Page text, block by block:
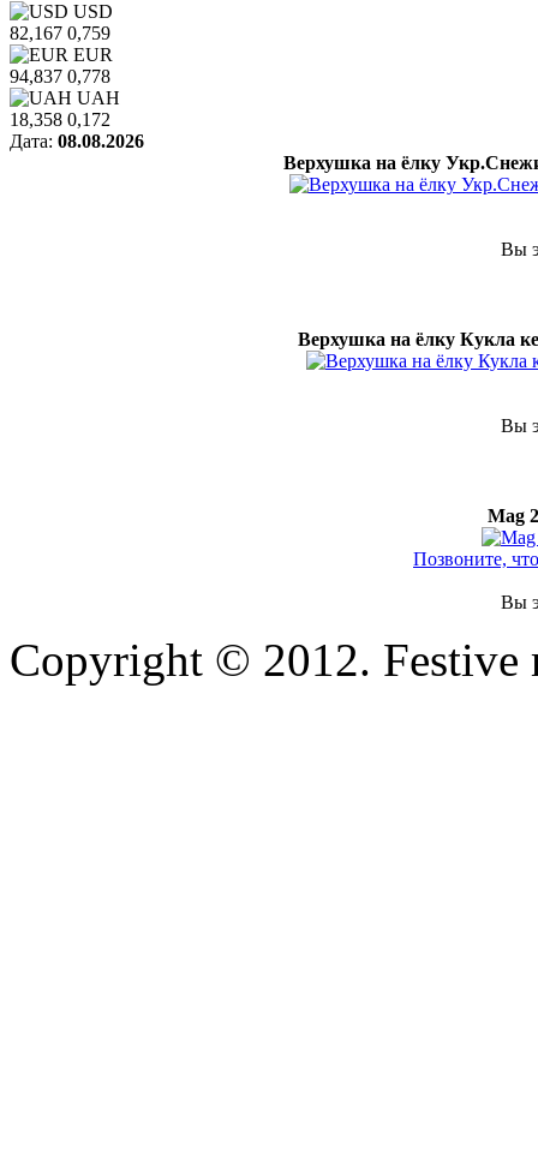
USD
82,167 0,759
EUR
94,837 0,778
UAH
18,358 0,172
Дата: 08.08.2026
Верхушка на ёлку
Вы
Верхушка на ёлку Кукла
Вы
Mag
Позвоните,
Вы
Copyright © 2012. Festive